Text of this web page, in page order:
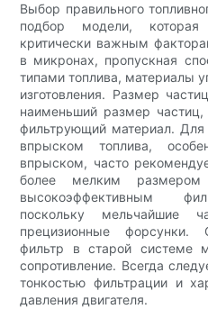
Выбор правильного
подбор модели,
критически важным
в микронах, пропускная
типами топлива, материалы
изготовления. Размер
наименьший размер
фильтрующий материал.
впрыском топлива,
впрыском, часто
более мелким
высокоэффективным
поскольку мельчайшие
прецизионные
фильтр в старой системе
сопротивление. Всегда
тонкостью фильтрации и
давления двигателя.